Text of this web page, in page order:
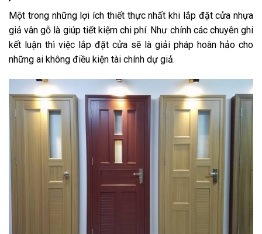
Một trong những lợi ích thiết thực nhất khi lắp đặt cửa nhựa
giả vân gỗ là giúp tiết kiệm chi phí. Như chính các chuyên ghi
kết luận thì việc lắp đặt cửa sẽ là giải pháp hoàn hảo cho
những ai không điều kiện tài chính dự giả.